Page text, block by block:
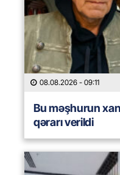
08.08.2026 - 09:11
Bu məşhurun
qərarı verildi